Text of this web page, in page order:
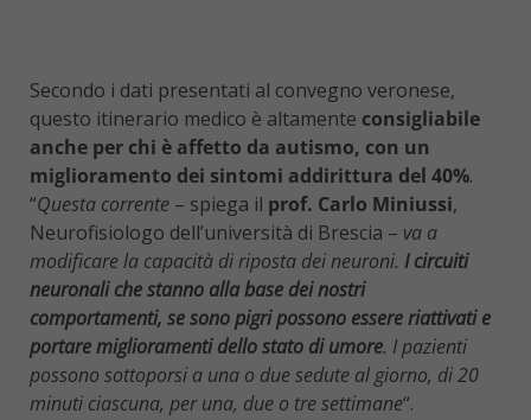
Secondo i dati presentati al convegno veronese,
questo itinerario medico è altamente consigliabile
anche per chi è affetto da autismo, con un
miglioramento dei sintomi addirittura del 40%.
“Questa corrente – spiega il prof. Carlo Miniussi,
Neurofisiologo dell’università di Brescia – va a
modificare la capacità di riposta dei neuroni. I circuiti
neuronali che stanno alla base dei nostri
comportamenti, se sono pigri possono essere riattivati e
portare miglioramenti dello stato di umore. I pazienti
possono sottoporsi a una o due sedute al giorno, di 20
minuti ciascuna, per una, due o tre settimane“.